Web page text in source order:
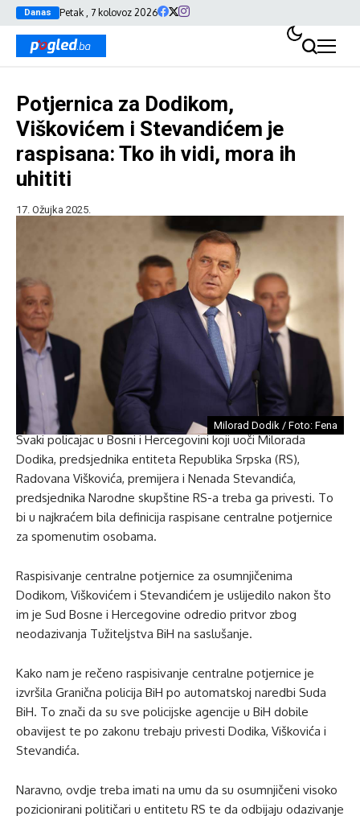
Danas Petak , 7 kolovoz 2026
Potjernica za Dodikom,
Viškovićem i Stevandićem je
raspisana: Tko ih vidi, mora ih
uhititi
17. Ožujka 2025.
Milorad Dodik / Foto: Fena
Svaki policajac u Bosni i Hercegovini koji uoči Milorada
Dodika, predsjednika entiteta Republika Srpska (RS),
Radovana Viškovića, premijera i Nenada Stevandića,
predsjednika Narodne skupštine RS-a treba ga privesti. To
bi u najkraćem bila definicija raspisane centralne potjernice
za spomenutim osobama.
Raspisivanje centralne potjernice za osumnjičenima
Dodikom, Viškovićem i Stevandićem je uslijedilo nakon što
im je Sud Bosne i Hercegovine odredio pritvor zbog
neodazivanja Tužiteljstva BiH na saslušanje.
Kako nam je rečeno raspisivanje centralne potjernice je
izvršila Granična policija BiH po automatskoj naredbi Suda
BiH. To znači da su sve policijske agencije u BiH dobile
obavijest te po zakonu trebaju privesti Dodika, Viškovića i
Stevandića.
Naravno, ovdje treba imati na umu da su osumnjičeni visoko
pozicionirani političari u entitetu RS te da odbijaju odazivanje